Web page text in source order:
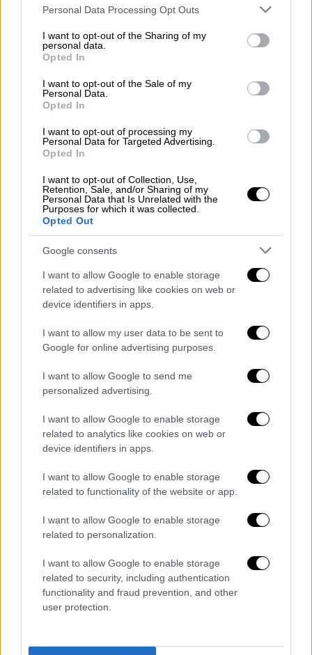
Please note that this website/app uses one or more Google
not limited to your visit or usage behaviour. You may click to
grant or deny consent to Google and its third-party tags to
use your data for below specified purposes in below Google
consent section.
Personal Data Processing Opt Outs
I want to opt-out of the Sharing of my
personal data.
Opted In
I want to opt-out of the Sale of my
Personal Data.
Opted In
I want to opt-out of processing my
Personal Data for Targeted Advertising.
Opted In
I want to opt-out of Collection, Use,
Retention, Sale, and/or Sharing of my
Personal Data that Is Unrelated with the
Purposes for which it was collected.
Opted Out
Google consents
I want to allow Google to enable storage
related to advertising like cookies on web or
device identifiers in apps.
I want to allow my user data to be sent to
Google for online advertising purposes.
I want to allow Google to send me
personalized advertising.
I want to allow Google to enable storage
related to analytics like cookies on web or
device identifiers in apps.
I want to allow Google to enable storage
related to functionality of the website or app.
I want to allow Google to enable storage
related to personalization.
I want to allow Google to enable storage
related to security, including authentication
functionality and fraud prevention, and other
user protection.
νικητές των «Mad VMA 2026»
Για 23η χρονιά πολλοί αγαπημένοι
καλλιτέχνες εντυπωσίασαν στη σκηνή των
Lifestyle|16.06.2026 10:03
Akylas: Οι θυσίες της οικογένειάς του, η
Eurovision και η στιγμή που λύγισε από
συγκίνηση
Ο νεαρός καλλιτέχνης μίλησε για όλα ένα
μήνα μετά τον τελικό της Eurovision 2026